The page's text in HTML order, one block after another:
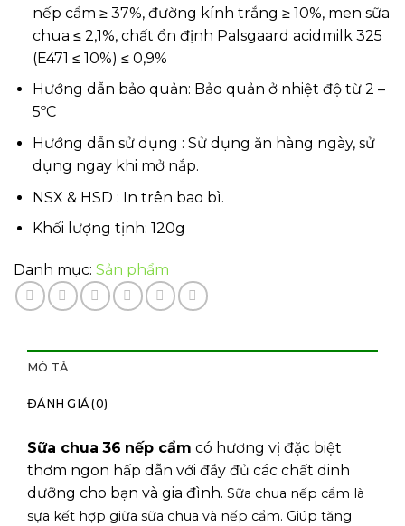
nếp cẩm ≥ 37%, đường kính trắng ≥ 10%, men sữa
chua ≤ 2,1%, chất ổn định Palsgaard acidmilk 325
(E471 ≤ 10%) ≤ 0,9%
Hướng dẫn bảo quản: Bảo quản ở nhiệt độ từ 2 –
5ºC
Hướng dẫn sử dụng : Sử dụng ăn hàng ngày, sử
dụng ngay khi mở nắp.
NSX & HSD : In trên bao bì.
Khối lượng tịnh: 120g
Danh mục: Sản phẩm
MÔ TẢ
ĐÁNH GIÁ (0)
Sữa chua 36 nếp cẩm có hương vị đặc biệt
thơm ngon hấp dẫn với đầy đủ các chất dinh
dưỡng cho bạn và gia đình. Sữa chua nếp cẩm là
sựa kết hợp giữa sữa chua và nếp cẩm. Giúp tăng